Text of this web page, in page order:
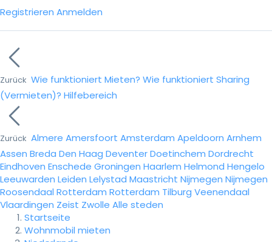
Registrieren Anmelden
Zurück Wie funktioniert Mieten? Wie funktioniert Sharing
(Vermieten)? Hilfebereich
Zurück Almere Amersfoort Amsterdam Apeldoorn Arnhem
Assen Breda Den Haag DeventerDoetinchem Dordrecht
Eindhoven Enschede Groningen Haarlem Helmond Hengelo
Leeuwarden Leiden Lelystad Maastricht Nijmegen Nijmegen
Roosendaal Rotterdam Rotterdam Tilburg Veenendaal
Vlaardingen Zeist Zwolle Alle steden
Startseite
Wohnmobil mieten